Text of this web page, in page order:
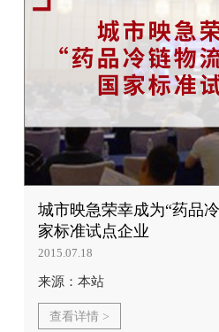
城市映急荣幸成为“药品
家标准试点企业
2015.07.18
来源：本站
查看详情 >